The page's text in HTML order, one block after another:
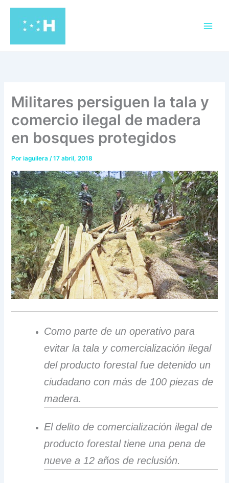
contenido
Militares persiguen la tala y
comercio ilegal de madera
en bosques protegidos
Poriaguilera/17 abril, 2018
Como parte de un operativo para
evitar la tala y comercialización ilegal
del producto forestal fue detenido un
ciudadano con más de 100 piezas de
madera.
El delito de comercialización ilegal de
producto forestal tiene una pena de
nueve a 12 años de reclusión.